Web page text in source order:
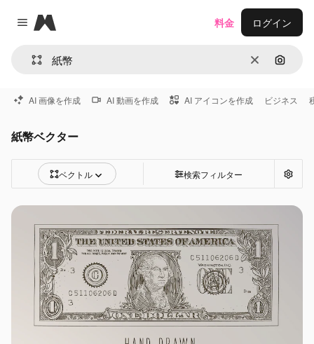
Close menu
Magnific
消去 画像で
料金 ログイン
AI 画像を作成 AI 動画を作成 AI アイコンを作成 ビジネス
紙幣ベクター
ベクトル 検索フィルター